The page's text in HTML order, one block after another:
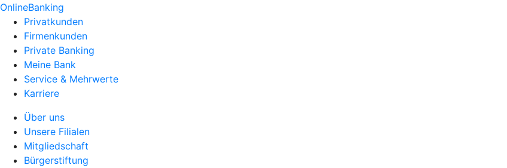
OnlineBanking
Privatkunden
Firmenkunden
Private Banking
Meine Bank
Service & Mehrwerte
Karriere
Über uns
Unsere Filialen
Mitgliedschaft
Bürgerstiftung